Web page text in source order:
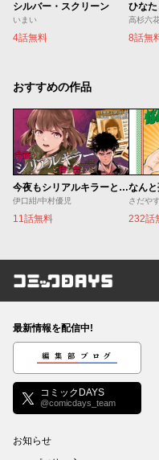
シルバー・スクリーン
いまい
4話無料
ひなた
高杉六
8話無
おすすめの作品
今夜もシリアルキラーと待ち合わせ
伊口紺/中村優児
11話無料
なん
さだや
232話
コミック
最新情報を配信中!
編集部ブログ
コミックDAYS
@comicdays_team
お知らせ